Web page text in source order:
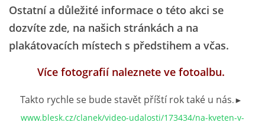
Ostatní a důležité informace o této akci se
dozvíte zde, na našich stránkách a na
plakátovacích místech s předstihem a včas.
Více fotografií naleznete ve fotoalbu.
Takto rychle se bude stavět příští rok také u nás.►
www.blesk.cz/clanek/video-udalosti/173434/na-kveten-v-